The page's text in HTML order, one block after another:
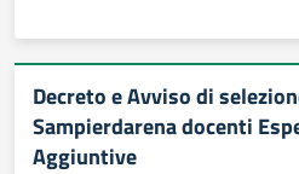
Decreto e Avviso di
Sampierdarena docenti
Aggiuntive